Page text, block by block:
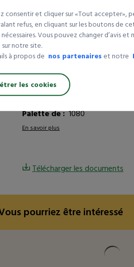
Longueur (m) :100
Colle :HOT MELT
Résistance en température
Couleur :TRANSPARENT
Impression :NEUTRE
Qualité :STANDARD
Palette de :1080
En savoir plus
Télécharger les documents
pourriez être intéressé
pourriez être intéressé
consentir et cliquer sur «Tout accepter»,
refus, en cliquant sur les boutons de
Vous pouvez changer d’avis
notre site.
à propos de nos partenaires et notre
les cookies